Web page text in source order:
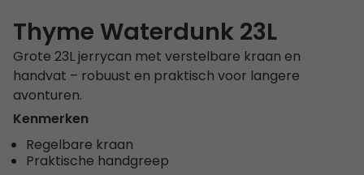
Thyme Waterdunk 23L
Grote 23L jerrycan met verstelbare kraan en
handvat – robuust en praktisch voor langere
avonturen.
Kenmerken
Regelbare kraan
Praktische handgreep